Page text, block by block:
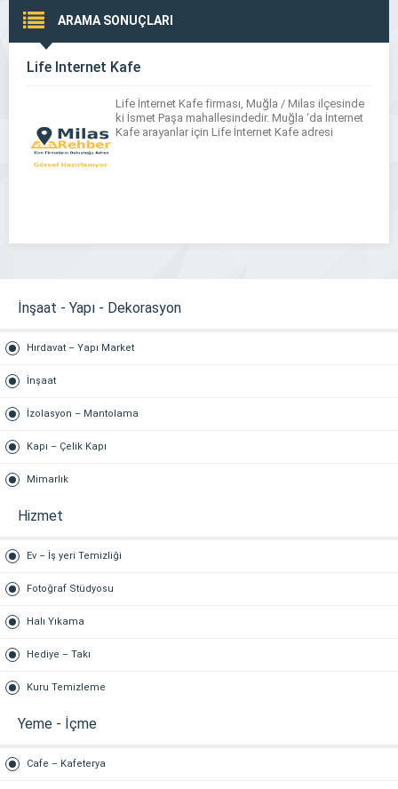
ARAMA SONUÇLARI
Life İnternet Kafe
Life İnternet Kafe firması, Muğla / Milas ilçesinde
ki İsmet Paşa mahallesindedir. Muğla ‘da İnternet
Kafe arayanlar için Life İnternet Kafe adresi
İnşaat - Yapı - Dekorasyon
Hırdavat – Yapı Market
İnşaat
İzolasyon – Mantolama
Kapı – Çelik Kapı
Mimarlık
Hizmet
Ev – İş yeri Temizliği
Fotoğraf Stüdyosu
Halı Yıkama
Hediye – Takı
Kuru Temizleme
Yeme - İçme
Cafe – Kafeterya